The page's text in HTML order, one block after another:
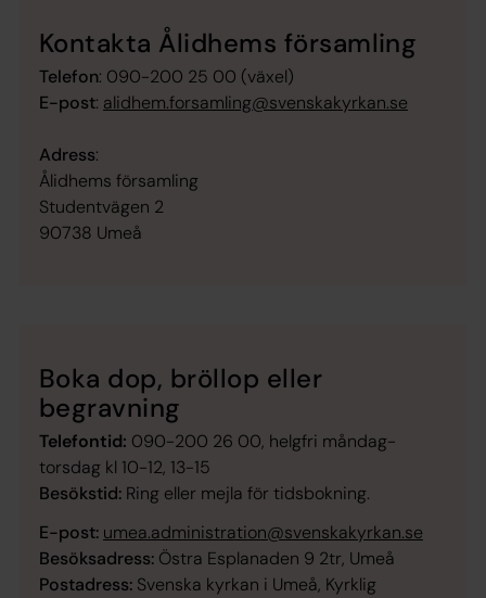
Kontakta Ålidhems församling
Telefon: 090-200 25 00 (växel)
E-post: alidhem.forsamling@svenskakyrkan.se
Adress:
Ålidhems församling
Studentvägen 2
90738 Umeå
Boka dop, bröllop eller
begravning
Telefontid: 090-200 26 00, helgfri måndag-
torsdag kl 10-12, 13-15
Besökstid: Ring eller mejla för tidsbokning.
E-post: umea.administration@svenskakyrkan.se
Besöksadress: Östra Esplanaden 9 2tr, Umeå
Postadress: Svenska kyrkan i Umeå, Kyrklig